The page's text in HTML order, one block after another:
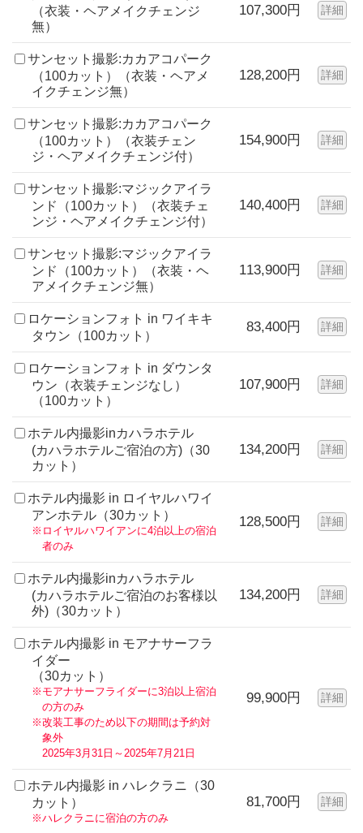
（衣装・ヘアメイクチェンジ
無）
107,300円 詳細
サンセット撮影:カカアコパーク
（100カット）（衣装・ヘアメ
イクチェンジ無）
128,200円 詳細
サンセット撮影:カカアコパーク
（100カット）（衣装チェン
ジ・ヘアメイクチェンジ付）
154,900円 詳細
サンセット撮影:マジックアイラ
ンド（100カット）（衣装チェ
ンジ・ヘアメイクチェンジ付）
140,400円 詳細
サンセット撮影:マジックアイラ
ンド（100カット）（衣装・ヘ
アメイクチェンジ無）
113,900円 詳細
ロケーションフォト in ワイキキ
タウン（100カット）
83,400円 詳細
ロケーションフォト in ダウンタ
ウン（衣装チェンジなし）
（100カット）
107,900円 詳細
ホテル内撮影inカハラホテル
(カハラホテルご宿泊の方)（30
カット）
134,200円 詳細
ホテル内撮影 in ロイヤルハワイ
アンホテル（30カット）
※ロイヤルハワイアンに4泊以上の宿泊
者のみ
128,500円 詳細
ホテル内撮影inカハラホテル
(カハラホテルご宿泊のお客様以
外)（30カット）
134,200円 詳細
ホテル内撮影 in モアナサーフラ
イダー
（30カット）
※モアナサーフライダーに3泊以上宿泊
の方のみ
※改装工事のため以下の期間は予約対
象外
2025年3月31日～2025年7月21日
99,900円 詳細
ホテル内撮影 in ハレクラニ（30
カット）
※ハレクラニに宿泊の方のみ
81,700円 詳細